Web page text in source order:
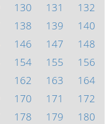
130 131
132
138 139
140
146 147
148
154 155
156
162 163
164
170 171
172
178 179
180